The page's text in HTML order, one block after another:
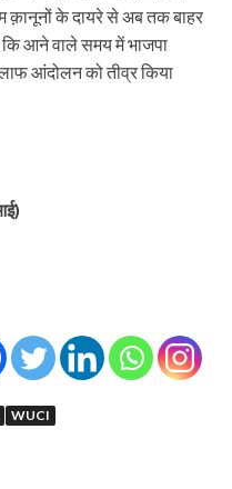
के दायरे से अब तक बाहर
आने वाले समय में भाजपा
आंदोलन को तीव्र किया
WUCI